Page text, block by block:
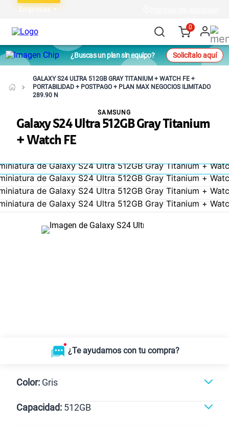
Empresas
0
¿Buscas un plan sin equipo? Solicítalo aquí
GALAXY S24 ULTRA 512GB GRAY TITANIUM + WATCH FE +
PORTABILIDAD + POSTPAGO + PLAN MAX NEGOCIOS ILIMITADO
289.90 N
Galaxy S24 Ultra 512GB Gray Titanium
+ Watch FE
SAMSUNG
¿Te ayudamos con tu compra?
Color: Gris
Capacidad: 512GB